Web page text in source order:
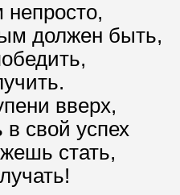
должен быть,
вверх,
свой успех
стать,